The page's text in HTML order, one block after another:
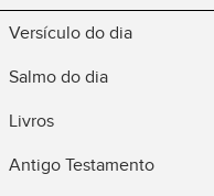
Versículo do dia
Salmo do dia
Livros
Antigo Testamento